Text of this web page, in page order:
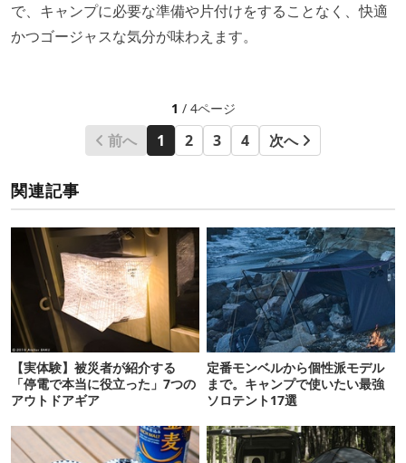
で、キャンプに必要な準備や片付けをすることなく、快適
かつゴージャスな気分が味わえます。
1 / 4ページ
前へ 1 2 3 4 次へ
関連記事
【実体験】被災者が紹介する
「停電で本当に役立った」7つの
アウトドアギア
定番モンベルから個性派モデル
まで。キャンプで使いたい最強
ソロテント17選